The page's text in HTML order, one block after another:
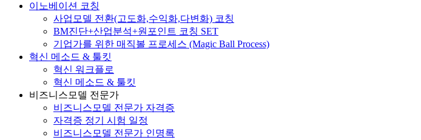
이노베이션 코칭
사업모델 전환(고도화,수익화,다변화) 코칭
BM진단+산업분석+원포인트 코칭 SET
기업가를 위한 매직볼 프로세스 (Magic Ball Process)
혁신 메소드 & 툴킷
혁신 워크플로
혁신 메소드 & 툴킷
비즈니스모델 전문가
비즈니스모델 전문가 자격증
자격증 정기 시험 일정
비즈니스모델 전문가 인명록